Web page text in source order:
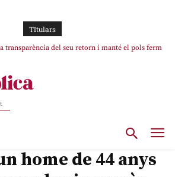
TItulars
transparència del seu retorn i manté el pols ferm
home de 44 anys